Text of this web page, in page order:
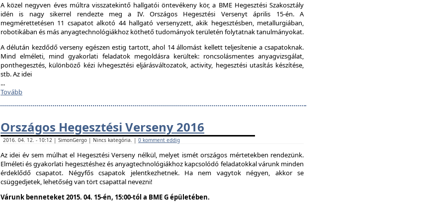
A közel negyven éves múltra visszatekintő hallgatói öntevékeny kör, a BME Hegesztési Szakosztály
idén is nagy sikerrel rendezte meg a IV. Országos Hegesztési Versenyt április 15-én. A
megmérettetésen 11 csapatot alkotó 44 hallgató versenyzett, akik hegesztésben, metallurgiában,
robotikában és más anyagtechnológiákhoz köthető tudományok területén folytatnak tanulmányokat.
A délután kezdődő verseny egészen estig tartott, ahol 14 állomást kellett teljesítenie a csapatoknak.
Mind elméleti, mind gyakorlati feladatok megoldásra kerültek: roncsolásmentes anyagvizsgálat,
ponthegesztés, különböző kézi ívhegesztési eljárásváltozatok, activity, hegesztési utasítás készítése,
stb. Az idei
...
Tovább
Országos Hegesztési Verseny 2016
2016. 04. 12. - 10:12 | SimonGergo | Nincs kategória. | 0 komment eddig
Az idei év sem múlhat el Hegesztési Verseny nélkül, melyet ismét országos mértetekben rendezünk.
Elméleti és gyakorlati hegesztéshez és anyagtechnológiákhoz kapcsolódó feladatokkal várunk minden
érdeklődő csapatot. Négyfős csapatok jelentkezhetnek. Ha nem vagytok négyen, akkor se
csüggedjetek, lehetőség van tört csapattal nevezni!
Várunk benneteket 2015. 04. 15-én, 15:00-tól a BME G épületében.